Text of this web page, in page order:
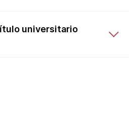
universitario